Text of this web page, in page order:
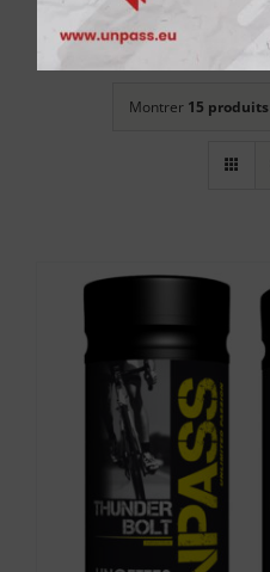
Trier par
Montrer 15 produits